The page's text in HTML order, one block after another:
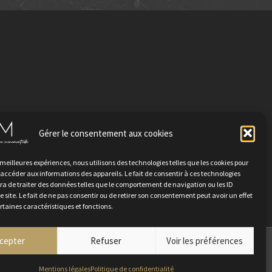
Gérer le consentement aux cookies
expériences, nous utilisons des technologies telles que les cookies pour
aux informations des appareils. Le fait de consentir à ces technologies
de traiter des données telles que le comportement de navigation ou les ID
site. Le fait de ne pas consentir ou de retirer son consentement peut avoir un effet
caractéristiques et fonctions.
Refuser Voir les préférences
Mentions légalesPolitique de confidentialité